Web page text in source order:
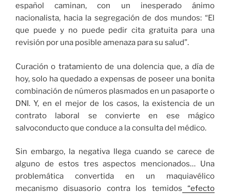
español caminan, con un inesperado ánimo
nacionalista, hacia la segregación de dos mundos: “El
que puede y no puede pedir cita gratuita para una
revisión por una posible amenaza para su salud”.
Curación o tratamiento de una dolencia que, a día de
hoy, solo ha quedado a expensas de poseer una bonita
combinación de números plasmados en un pasaporte o
DNI. Y, en el mejor de los casos, la existencia de un
contrato laboral se convierte en ese mágico
salvoconducto que conduce a la consulta del médico.
Sin embargo, la negativa llega cuando se carece de
alguno de estos tres aspectos mencionados… Una
problemática convertida en un maquiavélico
mecanismo disuasorio contra los temidos “efecto